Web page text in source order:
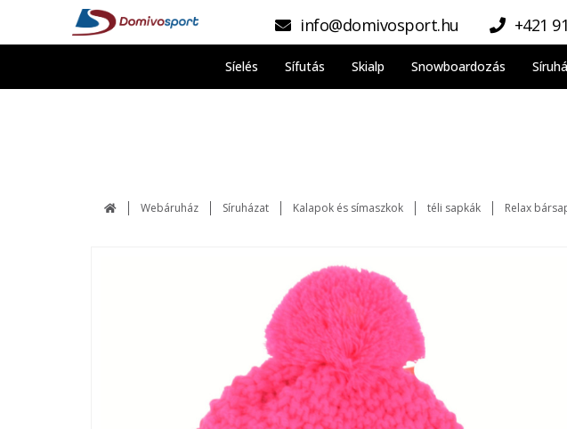
info@domivosport.hu +421
Síelés Sífutás Skialp Snowboardozás
Webáruház Síruházat Kalapok és símaszkok téli sapkák Relax